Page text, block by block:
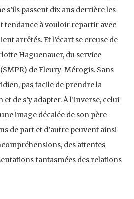
s’ils passent dix ans derrière les
tendance à vouloir repartir avec
arrêtés. Et l’écart se creuse de
Haguenauer, du service
de Fleury-Mérogis. Sans
pas facile de prendre la
de s’y adapter. À l’inverse, celui-
image décalée de son père
de part et d’autre peuvent ainsi
des attentes
fantasmées des relations